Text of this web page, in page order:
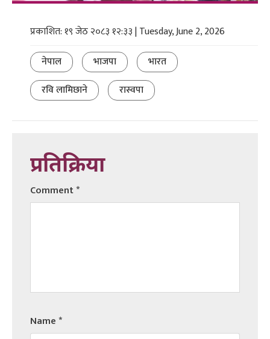
प्रकाशित: १९ जेठ २०८३ १२:३३ | Tuesday, June 2, 2026
नेपाल
भाजपा
भारत
रवि लामिछाने
रास्वपा
प्रतिक्रिया
Comment*
Name*